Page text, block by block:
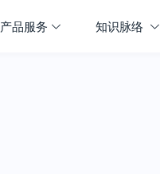
产品服务 知识脉络